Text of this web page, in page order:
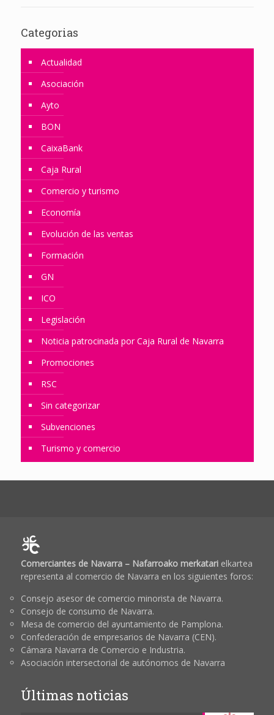
Categorias
Actualidad
Asociación
Ayto
BON
CaixaBank
Caja Rural
Comercio y turismo
Economía
Evolución de las ventas
Formación
GN
ICO
Legislación
Noticia patrocinada por Caja Rural de Navarra
Promociones
RSC
Sin categorizar
Subvenciones
Turismo y comercio
Comerciantes de Navarra – Nafarroako merkatarielkartea
representa al comercio de Navarra en los siguientes foros:
Consejo asesor de comercio minorista de Navarra.
Consejo de consumo de Navarra.
Mesa de comercio del ayuntamiento de Pamplona.
Confederación de empresarios de Navarra (CEN).
Cámara Navarra de Comercio e Industria.
Asociación intersectorial de autónomos de Navarra
Últimas noticias